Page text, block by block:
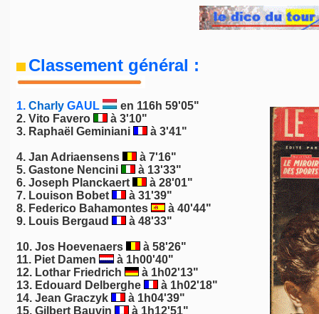
Classement général :
1. Charly GAUL
en 116h 59'05"
2. Vito Favero
à 3'10"
3. Raphaël Geminiani à 3'41"
4. Jan Adriaensens
à 7'16"
5. Gastone Nencini
à 13'33"
6. Joseph Planckaert
à 28'01"
7. Louison Bobet
à 31'39"
8. Federico Bahamontes
à 40'44"
9. Louis Bergaud à 48'33"
10. Jos Hoevenaers
à 58'26"
11. Piet Damen
à 1h00'40"
12. Lothar Friedrich
à 1h02'13"
13. Edouard Delberghe
à 1h02'18"
14. Jean Graczyk
à 1h04'39"
15. Gilbert Bauvin
à 1h12'51"